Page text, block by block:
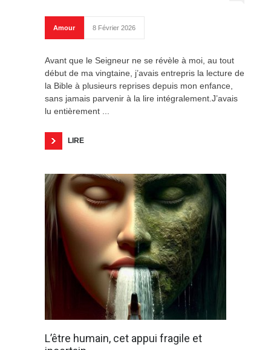
Amour 8 Février 2026
Avant que le Seigneur ne se révèle à moi, au tout
début de ma vingtaine, j’avais entrepris la lecture de
la Bible à plusieurs reprises depuis mon enfance,
sans jamais parvenir à la lire intégralement.J’avais
lu entièrement ...
LIRE
L’être humain, cet appui fragile et